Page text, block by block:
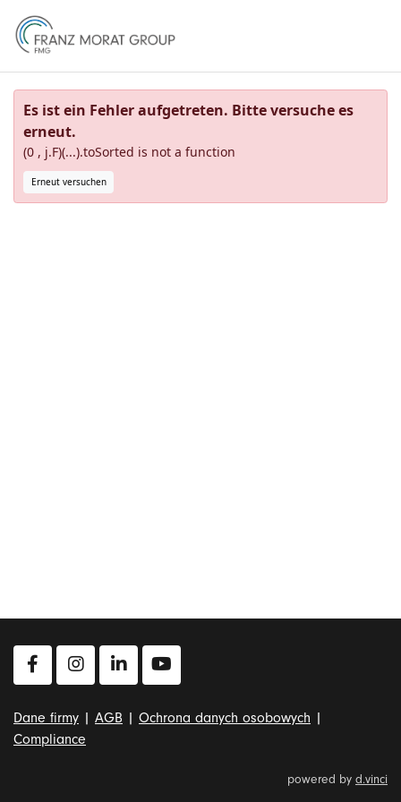
Es ist ein Fehler aufgetreten. Bitte versuche es
erneut.
(0 , j.F)(...).toSorted is not a function
Erneut versuchen
Dane firmy | AGB | Ochrona danych osobowych |
Compliance
powered by d.vinci